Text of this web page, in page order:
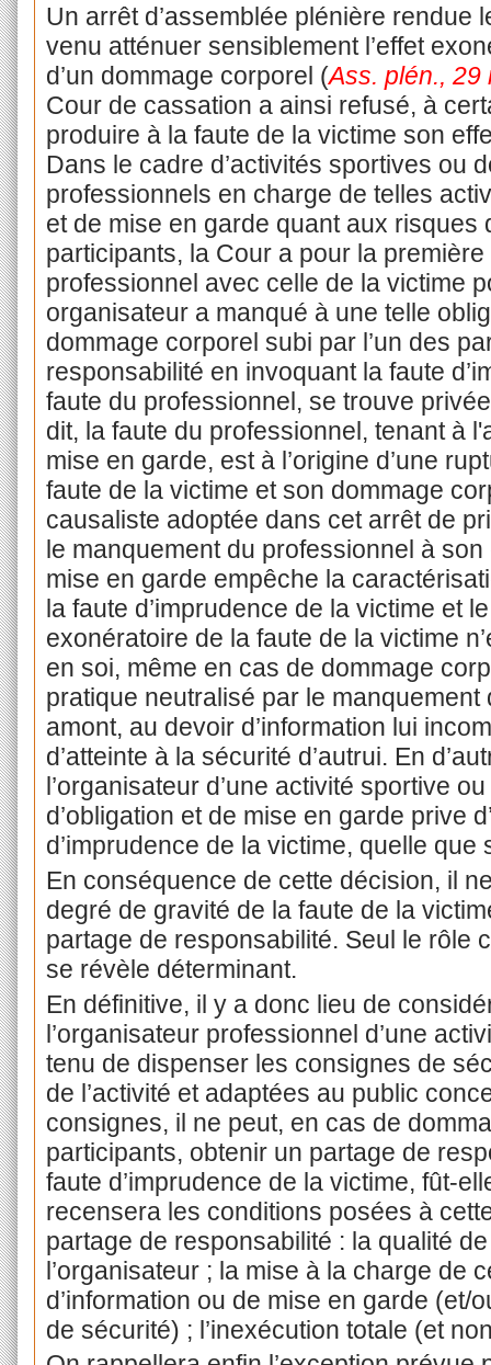
Un arrêt d’assemblée plénière rendue
venu atténuer sensiblement l’effet
d’un dommage corporel (Ass. plén., 29
Cour de cassation a ainsi refusé, à
produire à la faute de la victime son
Dans le cadre d’activités sportives ou
professionnels en charge de telles
et de mise en garde quant aux risques
participants, la Cour a pour la
professionnel avec celle de la victime
organisateur a manqué à une telle
dommage corporel subi par l’un des
responsabilité en invoquant la faute
faute du professionnel, se trouve
dit, la faute du professionnel, tenant à
mise en garde, est à l’origine d’une
faute de la victime et son dommage
causaliste adoptée dans cet arrêt de
le manquement du professionnel à son
mise en garde empêche la
la faute d’imprudence de la victime et
exonératoire de la faute de la victime
en soi, même en cas de dommage
pratique neutralisé par le
amont, au devoir d’information lui
d’atteinte à la sécurité d’autrui. En
l’organisateur d’une activité sportive
d’obligation et de mise en garde prive
d’imprudence de la victime, quelle que
En conséquence de cette décision, il
degré de gravité de la faute de la
partage de responsabilité. Seul le rôle
se révèle déterminant.
En définitive, il y a donc lieu de
l’organisateur professionnel d’une
tenu de dispenser les consignes de
de l’activité et adaptées au public
consignes, il ne peut, en cas de
participants, obtenir un partage de
faute d’imprudence de la victime, fût-
recensera les conditions posées à
partage de responsabilité : la qualité
l’organisateur ; la mise à la charge de
d’information ou de mise en garde (et/
de sécurité) ; l’inexécution totale (et